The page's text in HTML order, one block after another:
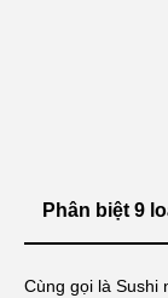
Phân biệt 9
Cùng gọi là Sushi